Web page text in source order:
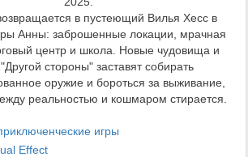
в пустеющий Вилья Хесс в
Анны: заброшенные локации, мрачная
центр и школа. Новые чудовища и
стороны" заставят собирать
оружие и бороться за выживание,
реальностью и кошмаром стирается.
игры
Effect